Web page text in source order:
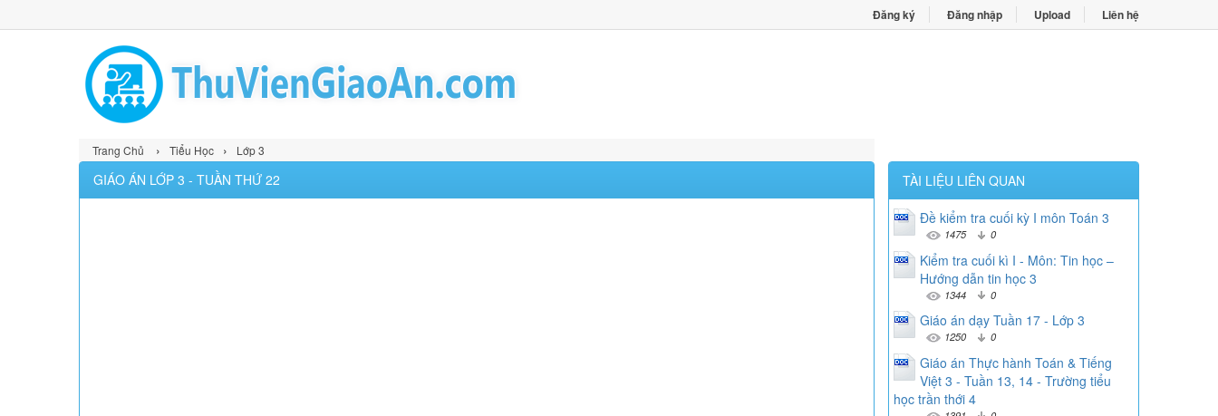
Đăng ký Đăng nhập Upload Liên hệ
Trang Chủ › Tiểu Học › Lớp 3
GIÁO ÁN LỚP 3 - TUẦN THỨ 22 TÀI LIỆU LIÊN QUAN
Đề kiểm tra cuối kỳ I môn Toán 3
1475 0
Kiểm tra cuối kì I - Môn: Tin học –
Hướng dẫn tin học 3
1344 0
Giáo án dạy Tuần 17 - Lớp 3
1250 0
Giáo án Thực hành Toán & Tiếng
Việt 3 - Tuần 13, 14 - Trường tiểu
học trần thới 4